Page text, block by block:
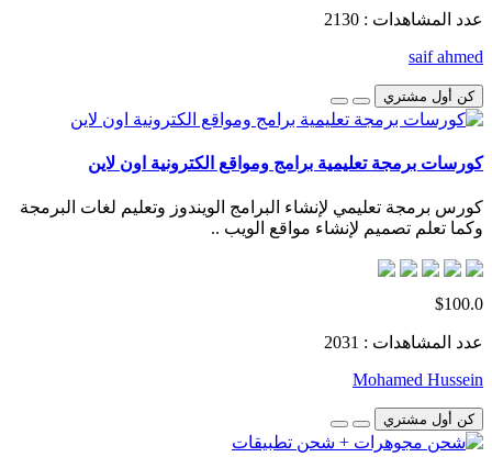
عدد المشاهدات : 2130
saif ahmed
كن أول مشتري
كورسات برمجة تعليمية برامج ومواقع الكترونية اون لاين
كورس برمجة تعليمي لإنشاء البرامج الويندوز وتعليم لغات البرمجة
وكما تعلم تصميم لإنشاء مواقع الويب ..
$100.0
عدد المشاهدات : 2031
Mohamed Hussein
كن أول مشتري